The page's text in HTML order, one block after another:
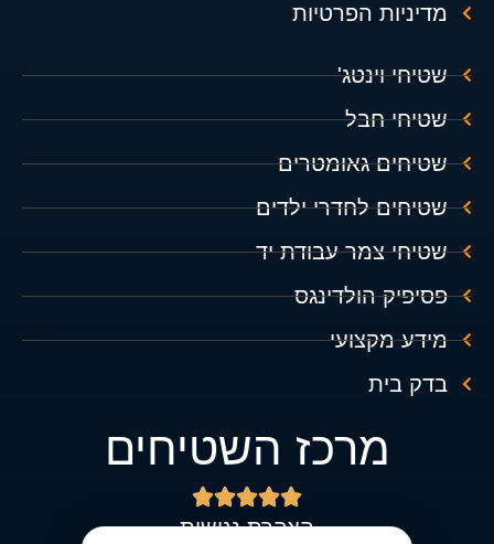
מדיניות הפרטיות
שטיחי וינטג'
שטיחי חבל
שטיחים גאומטרים
שטיחים לחדרי ילדים
שטיחי צמר עבודת יד
פסיפיק הולדינגס
מידע מקצועי
בדק בית
מרכז השטיחים





הצהרת נגישות